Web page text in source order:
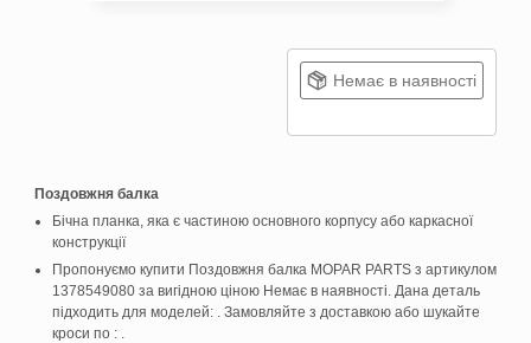
Поздовжня балка
Бічна планка, яка є частиною основного корпусу або каркасної
конструкції
Пропонуємо купити Поздовжня балка MOPAR PARTS з артикулом
1378549080 за вигідною ціною Немає в наявності. Дана деталь
підходить для моделей: . Замовляйте з доставкою або шукайте
кроси по : .
Немає в наявності